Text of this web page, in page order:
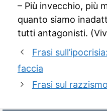
– Più invecchio, più
quanto siamo
tutti antagonisti.
Frasi
faccia
Frasi sul